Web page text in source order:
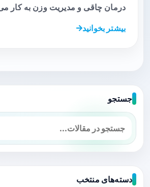
درمان چاقی و مدیریت وزن به کار
بیشتر بخوانید
جستجو
دسته‌های منتخب